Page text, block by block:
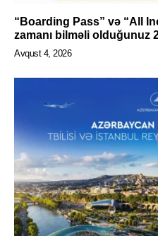
“Boarding Pass” və “All
zamanı bilməli olduğunuz
Avqust 4, 2026